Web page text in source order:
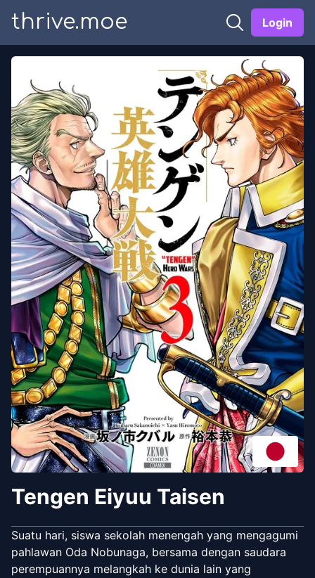
thrive.moe Login
Tengen Eiyuu Taisen
Suatu hari, siswa sekolah menengah yang mengagumi
pahlawan Oda Nobunaga, bersama dengan saudara
perempuannya melangkah ke dunia lain yang